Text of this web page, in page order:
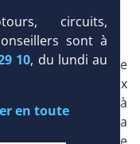
le quartier de
face aux
de Marrakech à
de la Mamounia
circuits,
sont à
10, du lundi au
en toute